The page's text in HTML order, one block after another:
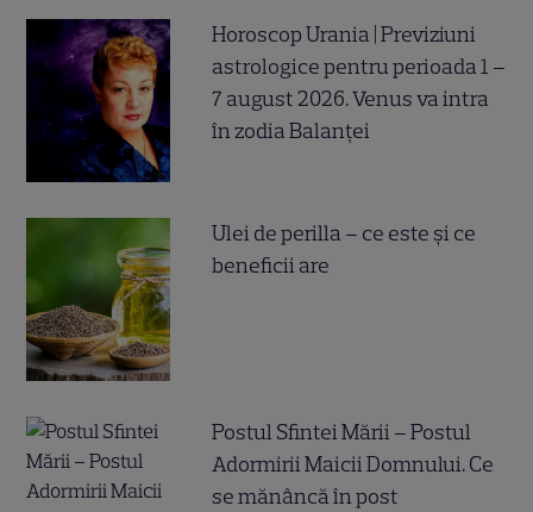
Horoscop Urania | Previziuni
astrologice pentru perioada 1 –
7 august 2026. Venus va intra
în zodia Balanței
Ulei de perilla – ce este și ce
beneficii are
Postul Sfintei Mării – Postul
Adormirii Maicii Domnului. Ce
se mănâncă în post